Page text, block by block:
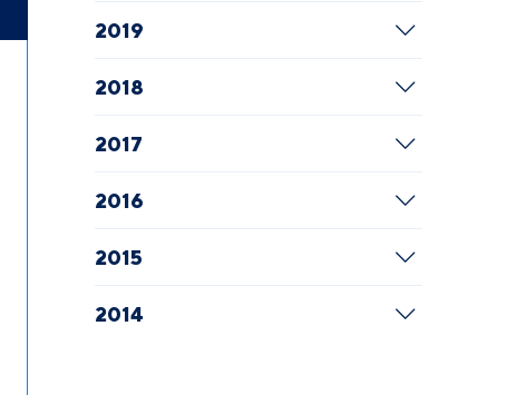
2019
2018
2017
2016
2015
2014